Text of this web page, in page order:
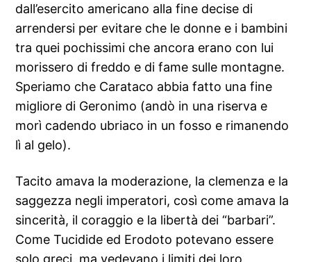
dall’esercito americano alla fine decise di
arrendersi per evitare che le donne e i bambini
tra quei pochissimi che ancora erano con lui
morissero di freddo e di fame sulle montagne.
Speriamo che Carataco abbia fatto una fine
migliore di Geronimo (andò in una riserva e
morì cadendo ubriaco in un fosso e rimanendo
lì al gelo).
Tacito amava la moderazione, la clemenza e la
saggezza negli imperatori, così come amava la
sincerità, il coraggio e la libertà dei “barbari”.
Come Tucidide ed Erodoto potevano essere
solo greci, ma vedevano i limiti dei loro